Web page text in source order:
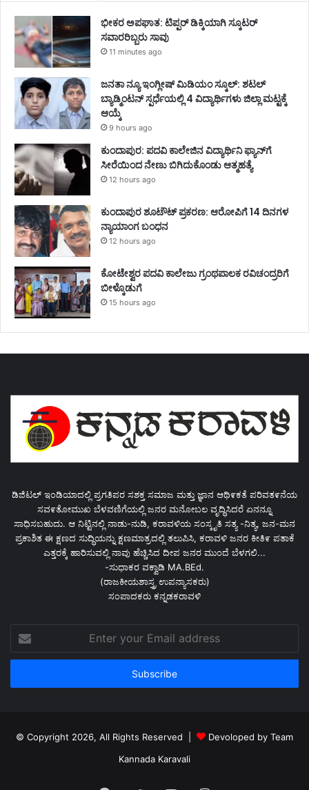
ಭೀಕರ ಅಪಘಾತ: ಟಿಪ್ಪರ್ ಡಿಕ್ಕಿಯಾಗಿ ಸ್ಕೂಟರ್
ಸವಾರರಿಬ್ಬರು ಸಾವು
11 minutes ago
ಜನತಾ ನ್ಯೂ ಇಂಗ್ಲೀಷ್ ಮಿಡಿಯಂ ಸ್ಕೂಲ್: ಶಟಲ್
ಬ್ಯಾಡ್ಮಿಂಟನ್ ಸ್ಪರ್ಧೆಯಲ್ಲಿ 4 ವಿದ್ಯಾರ್ಥಿಗಳು ಜಿಲ್ಲಾ ಮಟ್ಟಕ್ಕೆ
ಆಯ್ಕೆ
9 hours ago
ಕುಂದಾಪುರ: ಪದವಿ ಕಾಲೇಜಿನ ವಿದ್ಯಾರ್ಥಿನಿ ಫ್ಯಾನ್‌ಗೆ
ಸೀರೆಯಿಂದ ನೇಣು ಬಿಗಿದುಕೊಂಡು ಆತ್ಮಹತ್ಯೆ
12 hours ago
ಕುಂದಾಪುರ ಶೂಟೌಟ್ ಪ್ರಕರಣ: ಆರೋಪಿಗೆ 14 ದಿನಗಳ
ನ್ಯಾಯಾಂಗ ಬಂಧನ
12 hours ago
ಕೋಟೇಶ್ವರ ಪದವಿ ಕಾಲೇಜು ಗ್ರಂಥಪಾಲಕ ರವಿಚಂದ್ರರಿಗೆ
ಬೀಳ್ಕೊಡುಗೆ
15 hours ago
ಡಿಜಿಟಲ್ ಇಂಡಿಯಾದಲ್ಲಿ ಪ್ರಗತಿಪರ ಸಶಕ್ತ ಸಮಾಜ ಮತ್ತು ಜ್ಞಾನ ಆಥಿ೯ಕತೆ ಪರಿವತ೯ನೆಯ
ಸವ೯ತೋಮುಖ ಬೆಳವಣಿಗೆಯಲ್ಲಿ ಜನರ ಮನೋಬಲ ವೃದ್ಧಿಸಿದರೆ ಏನನ್ನೂ
ಸಾಧಿಸಬಹುದು. ಆ ನಿಟ್ಟಿನಲ್ಲಿ ನಾಡು-ನುಡಿ, ಕರಾವಳಿಯ ಸಂಸ್ಕೃತಿ ಸತ್ಯ -ನಿತ್ಯ, ಜನ-ಮನ
ಪ್ರಕಾಶಿತ ಈ ಕ್ಷಣದ ಸುದ್ಧಿಯನ್ನು ಕ್ಷಣಮಾತ್ರದಲ್ಲಿ ತಲುಪಿಸಿ, ಕರಾವಳಿ ಜನರ ಕೀತಿ೯ ಪತಾಕೆ
ಎತ್ತರಕ್ಕೆ ಹಾರಿಸುವಲ್ಲಿ ನಾವು ಹೆಚ್ಚಿಸಿದ ದೀಪ ಜನರ ಮುಂದೆ ಬೆಳಗಲಿ...
-ಸುಧಾಕರ ವಕ್ವಾಡಿ MA.BEd.
(ರಾಜಕೀಯಶಾಸ್ತ್ರ ಉಪನ್ಯಾಸಕರು)
ಸಂಪಾದಕರು ಕನ್ನಡಕರಾವಳಿ
your
Email
© Copyright 2026, All Rights Reserved |
Devoloped by Team
Kannada Karavali